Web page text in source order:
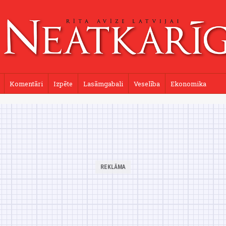
Komentāri Izpēte Lasāmgabali Veselība Ekonomika